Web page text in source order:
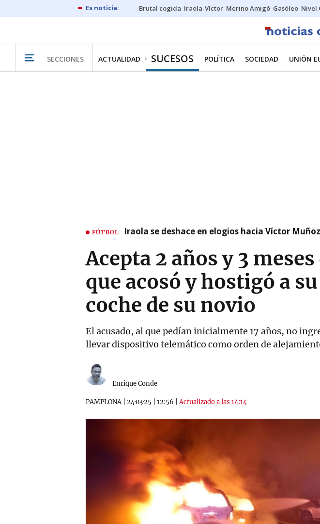
Brutal cogida Iraola-Víctor Merino Amigó Gasóleo Nivel
SECCIONES ACTUALIDAD SUCESOS POLÍTICA SOCIEDAD UNIÓN
FÚTBOL Iraola se deshace en elogios hacia Víctor Muñoz
Acepta 2 años y 3
que acosó y hostigó a
coche de su novio
El acusado, al que pedían inicialmente 17 años, no
llevar dispositivo telemático como orden de
Enrique Conde
PAMPLONA| 24·03·25 12:56 |Actualizado a las 14:14